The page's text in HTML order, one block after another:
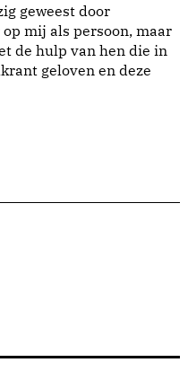
geweest door
mij als persoon, maar
de hulp van hen die in
geloven en deze